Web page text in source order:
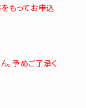
もってお申込
予めご了承く